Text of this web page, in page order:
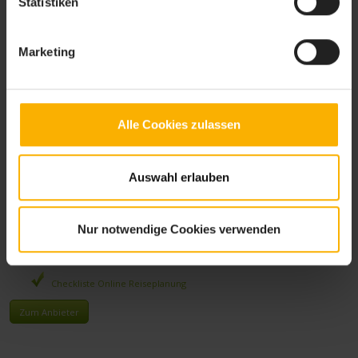
Marketing
Alle Cookies zulassen
Auswahl erlauben
Nur notwendige Cookies verwenden
Fahrradreifen prüfen
Bremsbeläge prüfen und die bremsen richtig einstellen
sind alle Schrauben fest angezogen?
Verwandte Links
Checkliste Anhänger kaufen
Wohnmobil Checkliste
Umzug Checkliste
Checkliste Online Reiseplanung
Zum Anbieter